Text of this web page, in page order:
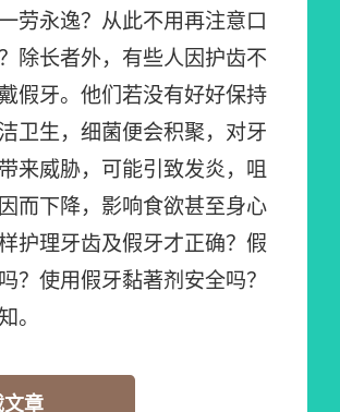
劳永逸？从此不用再注意口
除长者外，有些人因护齿不
假牙。他们若没有好好保持
卫生，细菌便会积聚，对牙
来威胁，可能引致发炎，咀
而下降，影响食欲甚至身心
护理牙齿及假牙才正确？假
？使用假牙黏著剂安全吗？
。
章